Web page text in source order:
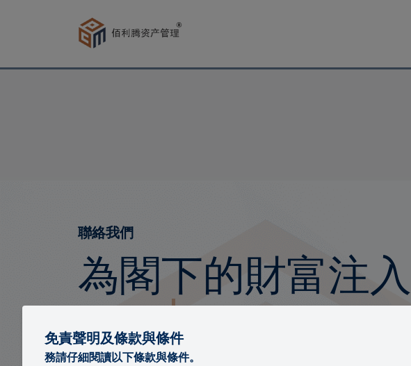
免責聲明及條款與條件
務請仔細閱讀以下條款與條件。
聯絡我們
為閣下的財富注入
價